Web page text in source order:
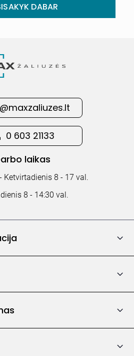
DABAR
0 603 21133
laikas
Ketvirtadienis 8 - 17 val.
8 - 14:30 val.